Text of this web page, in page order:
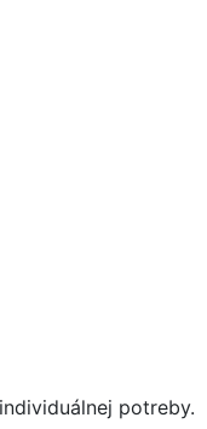
potreby.